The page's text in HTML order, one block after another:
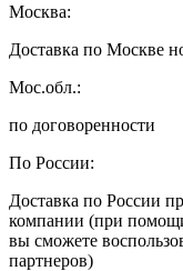
Москва:
Доставка по Москве
Мос.обл.:
по договоренности
По России:
Доставка по России
компании (при
вы сможете
партнеров)